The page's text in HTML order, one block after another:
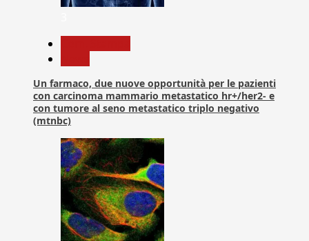
Un farmaco, due nuove opportunità per le pazienti
con carcinoma mammario metastatico hr+/her2- e
con tumore al seno metastatico triplo negativo
(mtnbc)